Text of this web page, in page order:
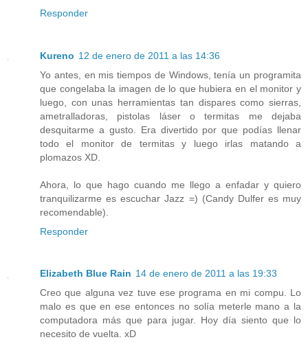
Responder
Kureno 12 de enero de 2011 a las 14:36
Yo antes, en mis tiempos de Windows, tenía un programita
que congelaba la imagen de lo que hubiera en el monitor y
luego, con unas herramientas tan dispares como sierras,
ametralladoras, pistolas láser o termitas me dejaba
desquitarme a gusto. Era divertido por que podías llenar
todo el monitor de termitas y luego irlas matando a
plomazos XD.
Ahora, lo que hago cuando me llego a enfadar y quiero
tranquilizarme es escuchar Jazz =) (Candy Dulfer es muy
recomendable).
Responder
Elizabeth Blue Rain 14 de enero de 2011 a las 19:33
Creo que alguna vez tuve ese programa en mi compu. Lo
malo es que en ese entonces no solía meterle mano a la
computadora más que para jugar. Hoy día siento que lo
necesito de vuelta. xD